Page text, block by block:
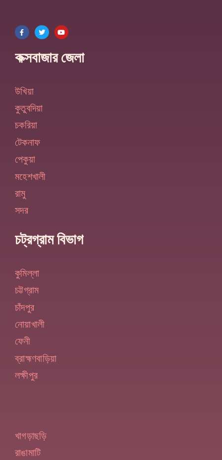
কক্সবাজার জেলা
উখিয়া
কুতুবদিয়া
চকরিয়া
টেকনাফ
পেকুয়া
মহেশখালী
রামু
সদর
চট্রগ্রাম বিভাগ
কুমিল্লা
চট্টগ্রাম
চাঁদপুর
নোয়াখালী
ফেনী
ব্রাহ্মণবাড়িয়া
লক্ষীপুর
খাগড়াছড়ি
রাঙামাটি